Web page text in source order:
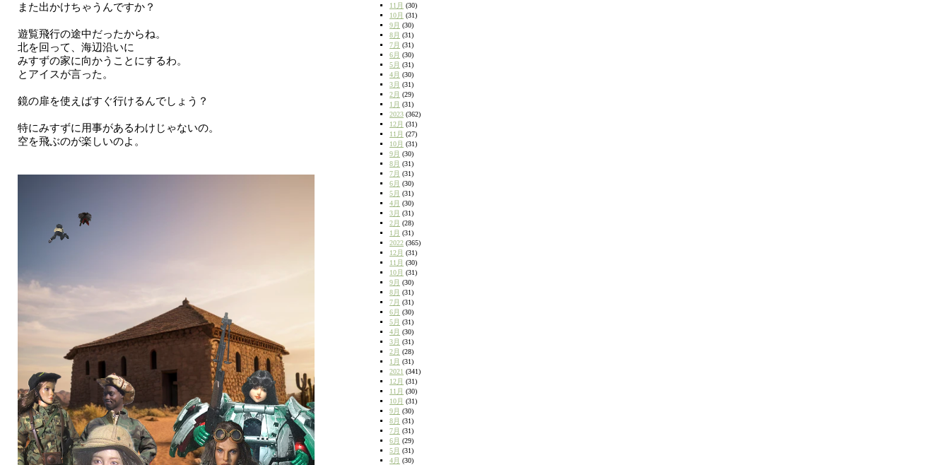
また出かけちゃうんですか？
遊覧飛行の途中だったからね。
北を回って、海辺沿いに
みすずの家に向かうことにするわ。
とアイスが言った。
鏡の扉を使えばすぐ行けるんでしょう？
特にみすずに用事があるわけじゃないの。
空を飛ぶのが楽しいのよ。
11月 (30)
10月 (31)
9月 (30)
8月 (31)
7月 (31)
6月 (30)
5月 (31)
4月 (30)
3月 (31)
2月 (29)
1月 (31)
2023 (362)
12月 (31)
11月 (27)
10月 (31)
9月 (30)
8月 (31)
7月 (31)
6月 (30)
5月 (31)
4月 (30)
3月 (31)
2月 (28)
1月 (31)
2022 (365)
12月 (31)
11月 (30)
10月 (31)
9月 (30)
8月 (31)
7月 (31)
6月 (30)
5月 (31)
4月 (30)
3月 (31)
2月 (28)
1月 (31)
2021 (341)
12月 (31)
11月 (30)
10月 (31)
9月 (30)
8月 (31)
7月 (31)
6月 (29)
5月 (31)
4月 (30)